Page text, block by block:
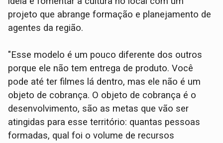
projeto que abrange formação e planejamento de
agentes da região.
"Esse modelo é um pouco diferente dos outros
porque ele não tem entrega de produto. Você
pode até ter filmes lá dentro, mas ele não é um
objeto de cobrança. O objeto de cobrança é o
desenvolvimento, são as metas que vão ser
atingidas para esse território: quantas pessoas
formadas, qual foi o volume de recursos